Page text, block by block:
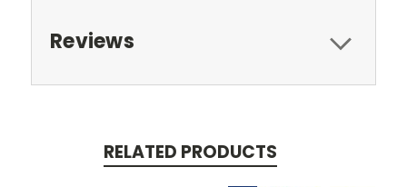
Reviews
RELATED PRODUCTS